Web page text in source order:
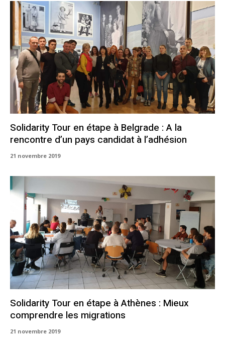
Solidarity Tour en étape à Belgrade : A la
rencontre d’un pays candidat à l’adhésion
21 novembre 2019
Solidarity Tour en étape à Athènes : Mieux
comprendre les migrations
21 novembre 2019